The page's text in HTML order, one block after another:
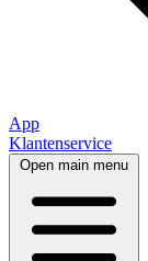
App
Klantenservice
Open main menu